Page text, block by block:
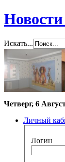
Искать...
Четверг, 6
Личный
Логин